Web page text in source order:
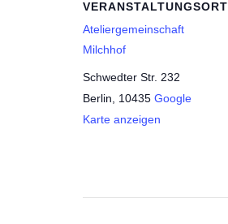
VERANSTALTUNGSORT
Ateliergemeinschaft
Milchhof
Schwedter Str. 232
Berlin
10435 Google
Karte anzeigen